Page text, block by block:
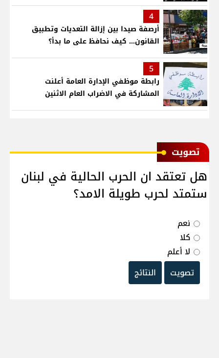
4
أرصفة صيدا بين إزالة التعديات وتطبيق
القانون... كيف نحافظ على ما بدأ؟
5
رابطة موظفي الإدارة العامة أعلنت
المشاركة في الاضراب العام الاثنين
ﺗﺼﻮﻳﺖ
هل تعتقد ان الحرب الحالية في لبنان
ستمتد لحرب طويلة الامد؟
نعم
كلا
لا أعلم
تصويت
النتائج